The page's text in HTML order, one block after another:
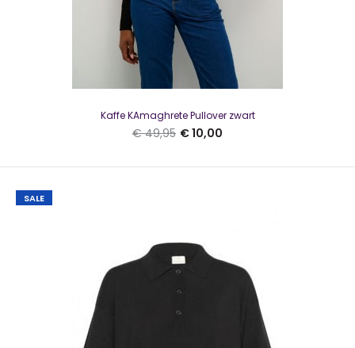
Kaffe O-neck pullover KALizza Coffee Bean SLMooie trui van
Kaffe in de kleur bruin Het model heeft e..
Kaffe KAmaghrete Pullover zwart
€ 49,95 € 10,00
SALE